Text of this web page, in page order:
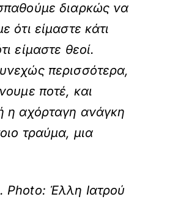
διαρκώς να
ότι είμαστε κάτι
είμαστε θεοί.
περισσότερα,
ποτέ, και
η αχόρταγη ανάγκη
τραύμα, μια
Έλλη Ιατρού